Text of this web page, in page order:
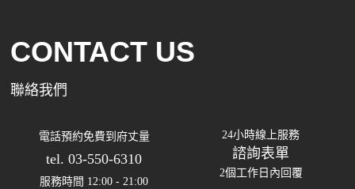
CONTACT US
聯絡我們
電話預約免費到府丈量
tel. 03-550-6310
服務時間 12:00 - 21:00
24小時線上服務
諮詢表單
2個工作日內回覆